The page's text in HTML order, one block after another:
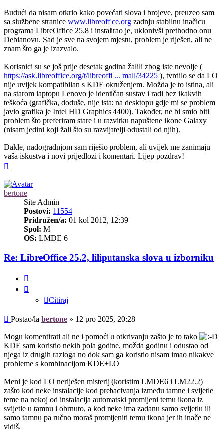
Budući da nisam otkrio kako povećati slova i brojeve, preuzeo sam
sa službene stranice www.libreoffice.org zadnju stabilnu inačicu
programa LibreOffice 25.8 i instalirao je, uklonivši prethodno onu
Debianovu. Sad je sve na svojem mjestu, problem je riješen, ali ne
znam što ga je izazvalo.
Korisnici su se još prije desetak godina žalili zbog iste nevolje (
https://ask.libreoffice.org/t/libreoffi ... mall/34225 ), tvrdilo se da LO
nije uvijek kompatibilan s KDE okruženjem. Možda je to istina, ali
na starom laptopu Lenovo je identičan sustav i radi bez ikakvih
teškoća (grafička, doduše, nije ista: na desktopu gdje mi se problem
javio grafika je Intel HD Graphics 4400). Također, ne bi smio biti
problem što preferiram stare i u razvitku napuštene ikone Galaxy
(nisam jedini koji žali što su razvijatelji odustali od njih).
Dakle, nadogradnjom sam riješio problem, ali uvijek me zanimaju
vaša iskustva i novi prijedlozi i komentari. Lijep pozdrav!
bertone
Site Admin
Postovi: 11554
Pridružen/a: 01 kol 2012, 12:39
Spol: M
OS: LMDE 6
Re: LibreOffice 25.2, liliputanska slova u izborniku
Citiraj
Post
Postao/la bertone » 12 pro 2025, 20:28
Mogu komentirati ali ne i pomoći u otkrivanju zašto je to tako
KDE sam koristio nekih pola godine, možda godinu i odustao od
njega iz drugih razloga no dok sam ga koristio nisam imao nikakve
probleme s kombinacijom KDE+LO
Meni je kod LO neriješen misterij (koristim LMDE6 i LM22.2)
zašto kod neke instalacije kod prebacivanja između tamne i svijetle
teme na nekoj od instalacija automatski promijeni temu ikona iz
svijetle u tamnu i obrnuto, a kod neke ima zadanu samo svijetlu ili
samo tamnu pa ručno moraš promijeniti temu ikona jer ih inače ne
vidiš.